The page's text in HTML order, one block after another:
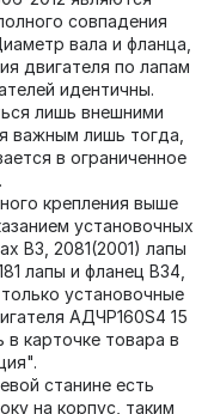
совпадения
вала и фланца,
двигателя по лапам
идентичны.
лишь внешними
важным лишь тогда,
в ограниченное
крепления выше
установочных
В3, 2081(2001) лапы
лапы и фланец В34,
установочные
АДЧР160S4 15
карточке товара в
станине есть
на корпус, таким